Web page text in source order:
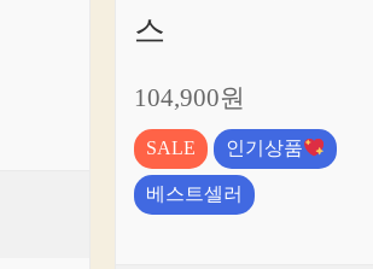
스
104,900원
SALE
인기상품
베스트셀러